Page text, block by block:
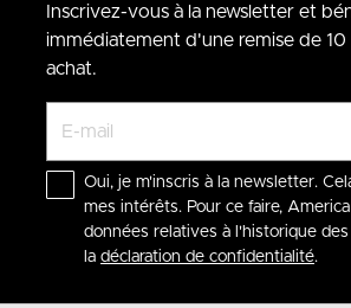
Inscrivez-vous à la newsletter et
immédiatement d'une remise de 10
achat.
Oui, je m'inscris à la newsletter.
mes intérêts. Pour ce faire,
données relatives à l'historique
la déclaration de confidentialité.